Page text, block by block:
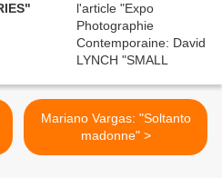
Mariano Vargas: "Soltanto
madonne" >